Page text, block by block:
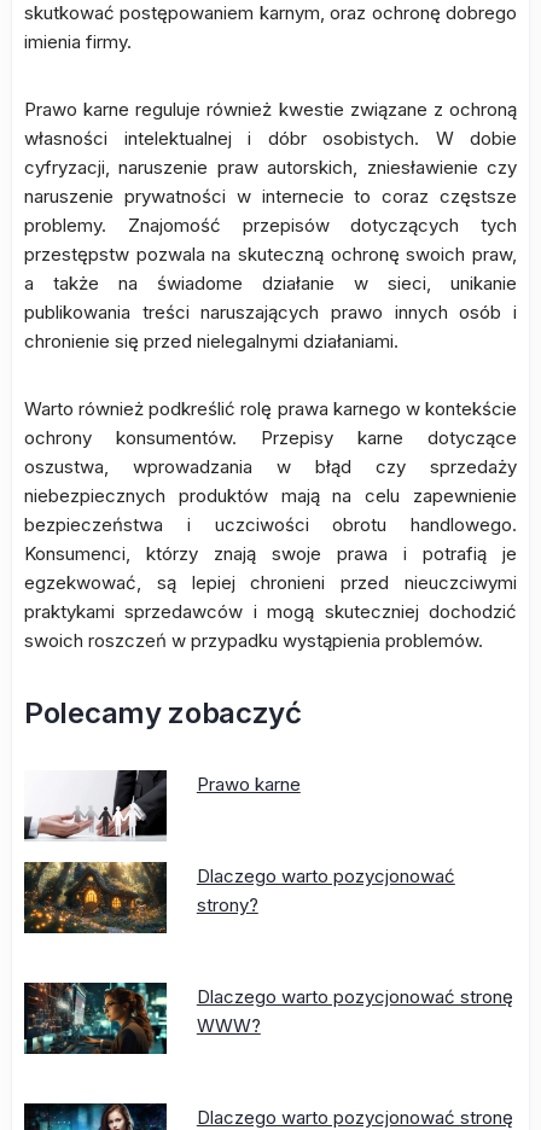
skutkować postępowaniem karnym, oraz ochronę dobrego
imienia firmy.
Prawo karne reguluje również kwestie związane z ochroną
własności intelektualnej i dóbr osobistych. W dobie
cyfryzacji, naruszenie praw autorskich, zniesławienie czy
naruszenie prywatności w internecie to coraz częstsze
problemy. Znajomość przepisów dotyczących tych
przestępstw pozwala na skuteczną ochronę swoich praw,
a także na świadome działanie w sieci, unikanie
publikowania treści naruszających prawo innych osób i
chronienie się przed nielegalnymi działaniami.
Warto również podkreślić rolę prawa karnego w kontekście
ochrony konsumentów. Przepisy karne dotyczące
oszustwa, wprowadzania w błąd czy sprzedaży
niebezpiecznych produktów mają na celu zapewnienie
bezpieczeństwa i uczciwości obrotu handlowego.
Konsumenci, którzy znają swoje prawa i potrafią je
egzekwować, są lepiej chronieni przed nieuczciwymi
praktykami sprzedawców i mogą skuteczniej dochodzić
swoich roszczeń w przypadku wystąpienia problemów.
Polecamy zobaczyć
Prawo karne
Dlaczego warto pozycjonować
strony?
Dlaczego warto pozycjonować stronę
WWW?
Dlaczego warto pozycjonować stronę